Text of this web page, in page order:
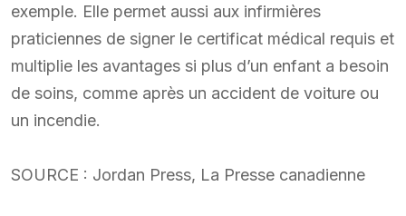
exemple. Elle permet aussi aux infirmières
praticiennes de signer le certificat médical requis et
multiplie les avantages si plus d’un enfant a besoin
de soins, comme après un accident de voiture ou
un incendie.
SOURCE : Jordan Press, La Presse canadienne